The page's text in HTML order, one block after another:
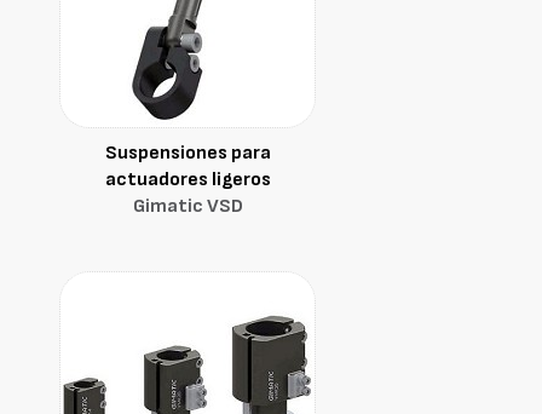
Suspensiones para
actuadores ligeros
Gimatic VSD